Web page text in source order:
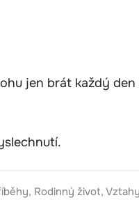
jen brát každý
, Rodinný život, Vztahy